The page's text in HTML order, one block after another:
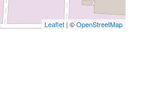
Leaflet | ©OpenStreetMap